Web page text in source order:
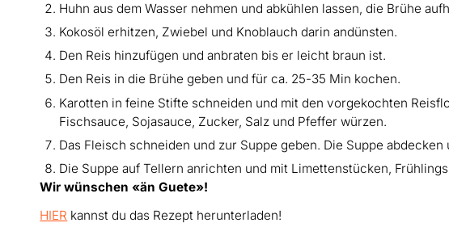
Huhn aus dem Wasser nehmen und abkühlen lassen, die Brühe
Kokosöl erhitzen, Zwiebel und Knoblauch darin andünsten.
Den Reis hinzufügen und anbraten bis er leicht braun ist.
Den Reis in die Brühe geben und für ca. 25-35 Min kochen.
Karotten in feine Stifte schneiden und mit den vorgekochten
Fischsauce, Sojasauce, Zucker, Salz und Pfeffer würzen.
Das Fleisch schneiden und zur Suppe geben. Die Suppe
Die Suppe auf Tellern anrichten und mit Limettenstücken,
Wir wünschen «än Guete»!
HIER kannst du das Rezept herunterladen!